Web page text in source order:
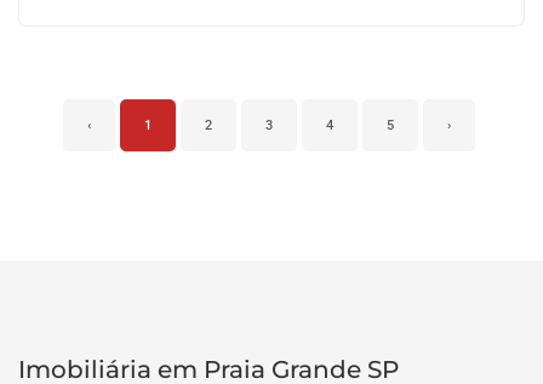
‹ 1 2 3 4 5 ›
Imobiliária em Praia Grande SP